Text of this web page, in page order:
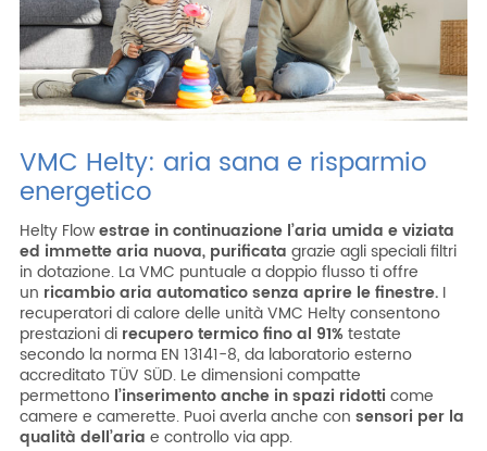
VMC Helty: aria sana e risparmio
energetico
Helty Flowestrae in continuazione l’aria umida e viziata
ed immette aria nuova, purificata grazie agli speciali filtri
in dotazione. La VMC puntuale a doppio flusso ti offre
un ricambio aria automaticosenza aprire le finestre.I
recuperatori di calore delle unità VMC Helty consentono
prestazioni di recupero termico fino al 91%testate
secondo la norma EN 13141-8, da laboratorio esterno
accreditato TÜV SÜD. Le dimensioni compatte
permettono l’inserimento anche in spazi ridotticome
camere e camerette. Puoi averla anche con sensori per la
qualità dell’aria e controllo via app.